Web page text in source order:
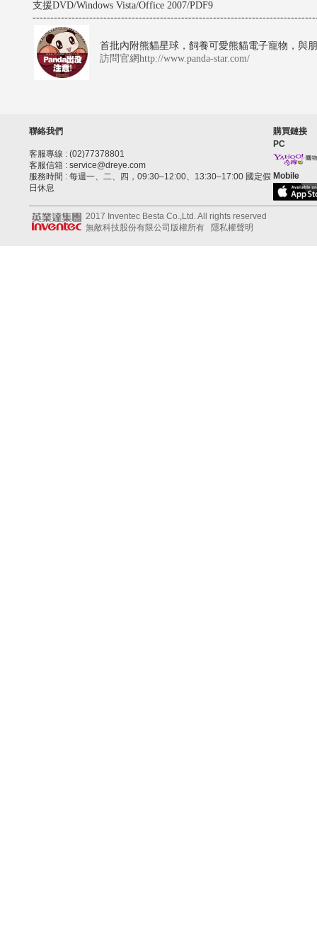
支援DVD/Windows Vista/Office 2007/PDF9
首批內附熊貓星球，飼養可愛熊貓電子寵物，與
訪問官網http://www.panda-star.com/
聯絡我們
客服專線 : (02)77378801
客服信箱 : service@dreye.com
服務時間 : 每週一、二、四，09:30–12:00、13:30–17:00 國定假
日休息
購買鏈接
PC
Mobile
2017 Inventec Besta Co.,Ltd. All rights reserved
無敵科技股份有限公司版權所有
隱私權聲明